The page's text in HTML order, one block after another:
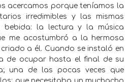
acercamos porque teníamos la
irredimibles y las mismas
bebida: la lectura y la música
me acostumbró a la hermosa
a él. Cuando se instaló en
de ocupar hasta el final de su
una de las pocas veces que